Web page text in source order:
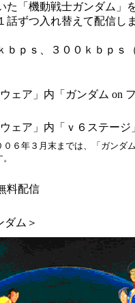
「機動戦士ガンダム」
ずつ入れ替えて配信しま
ｐｓ、３００ｋｂｐｓ
ェア」内「ガンダム on
ェア」内「ｖ６ステージ
０６年３月末までは、「ガンダ
料配信
ダム＞